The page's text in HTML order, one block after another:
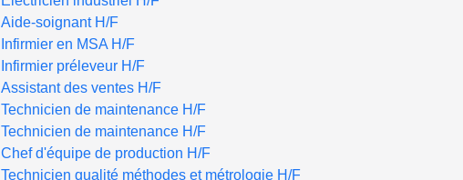
Aide-soignant H/F
Infirmier en MSA H/F
Infirmier préleveur H/F
Assistant des ventes H/F
Technicien de maintenance H/F
Technicien de maintenance H/F
Chef d'équipe de production H/F
Technicien qualité méthodes et métrologie H/F